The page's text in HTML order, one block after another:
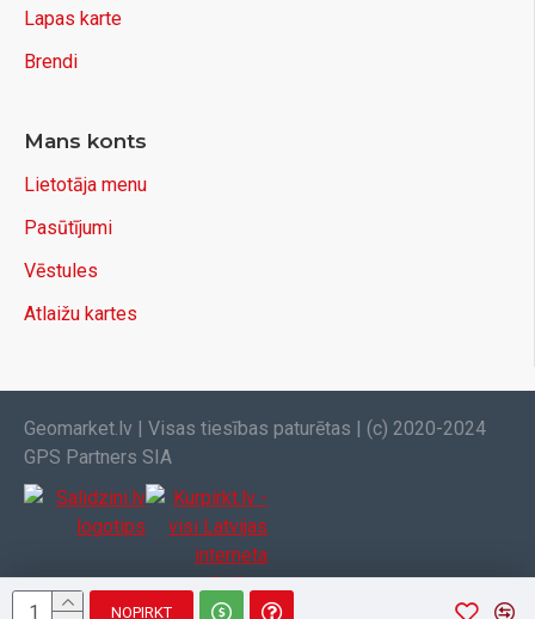
NOPIRKT
Lapas karte
Brendi
Mans konts
Lietotāja menu
Pasūtījumi
Vēstules
Atlaižu kartes
Geomarket.lv | Visas tiesības paturētas | (c) 2020-2024
GPS Partners SIA